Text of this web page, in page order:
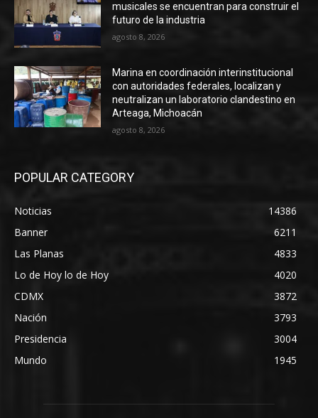
musicales se encuentran para construir el
futuro de la industria
agosto 8, 2026
Marina en coordinación interinstitucional
con autoridades federales, localizan y
neutralizan un laboratorio clandestino en
Arteaga, Michoacán
agosto 8, 2026
POPULAR CATEGORY
Noticias
14386
Banner
6211
Las Planas
4833
Lo de Hoy lo de Hoy
4020
CDMX
3872
Nación
3793
Presidencia
3004
Mundo
1945